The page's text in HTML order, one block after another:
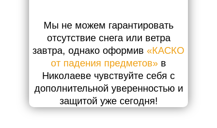
Мы не можем гарантировать
отсутствие снега или ветра
завтра, однако оформив «КАСКО
от падения предметов» в
Николаеве чувствуйте себя с
дополнительной уверенностью и
защитой уже сегодня!